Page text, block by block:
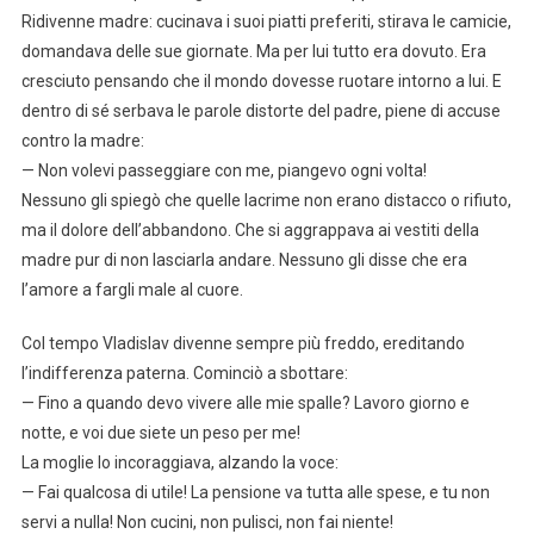
Ridivenne madre: cucinava i suoi piatti preferiti, stirava le camicie,
domandava delle sue giornate. Ma per lui tutto era dovuto. Era
cresciuto pensando che il mondo dovesse ruotare intorno a lui. E
dentro di sé serbava le parole distorte del padre, piene di accuse
contro la madre:
— Non volevi passeggiare con me, piangevo ogni volta!
Nessuno gli spiegò che quelle lacrime non erano distacco o rifiuto,
ma il dolore dell’abbandono. Che si aggrappava ai vestiti della
madre pur di non lasciarla andare. Nessuno gli disse che era
l’amore a fargli male al cuore.
Col tempo Vladislav divenne sempre più freddo, ereditando
l’indifferenza paterna. Cominciò a sbottare:
— Fino a quando devo vivere alle mie spalle? Lavoro giorno e
notte, e voi due siete un peso per me!
La moglie lo incoraggiava, alzando la voce:
— Fai qualcosa di utile! La pensione va tutta alle spese, e tu non
servi a nulla! Non cucini, non pulisci, non fai niente!